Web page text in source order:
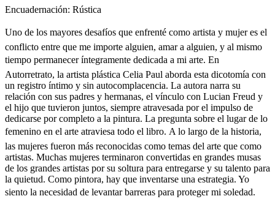
Encuadernación: Rústica
Uno de los mayores desafíos que enfrenté como artista y mujer es el
conflicto entre que me importe alguien, amar a alguien, y al mismo
tiempo permanecer íntegramente dedicada a mi arte. En
Autorretrato, la artista plástica Celia Paul aborda esta dicotomía con
un registro íntimo y sin autocomplacencia. La autora narra su
relación con sus padres y hermanas, el vínculo con Lucian Freud y
el hijo que tuvieron juntos, siempre atravesada por el impulso de
dedicarse por completo a la pintura. La pregunta sobre el lugar de lo
femenino en el arte atraviesa todo el libro. A lo largo de la historia,
las mujeres fueron más reconocidas como temas del arte que como
artistas. Muchas mujeres terminaron convertidas en grandes musas
de los grandes artistas por su soltura para entregarse y su talento para
la quietud. Como pintora, hay que inventarse una estrategia. Yo
siento la necesidad de levantar barreras para proteger mi soledad.